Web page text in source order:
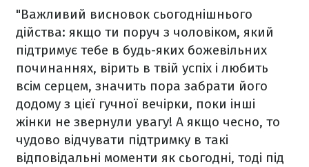
"Важливий висновок сьогоднішнього
дійства: якщо ти поруч з чоловіком, який
підтримує тебе в будь-яких божевільних
починаннях, вірить в твій успіх і любить
всім серцем, значить пора забрати його
додому з цієї гучної вечірки, поки інші
жінки не звернули увагу! А якщо чесно, то
чудово відчувати підтримку в такі
відповідальні моменти як сьогодні, тоді під